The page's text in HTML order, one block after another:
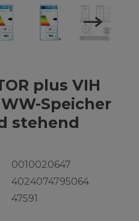
plus VIH
Speicher
stehend
0010020647
4024074795064
47591